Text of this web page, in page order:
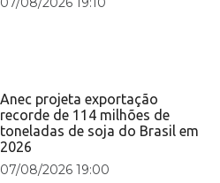
Anec projeta exportação
recorde de 114 milhões de
toneladas de soja do Brasil em
2026
07/08/2026 19:00